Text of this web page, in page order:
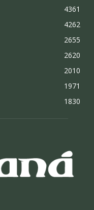
4361
4262
2655
2620
2010
1971
1830